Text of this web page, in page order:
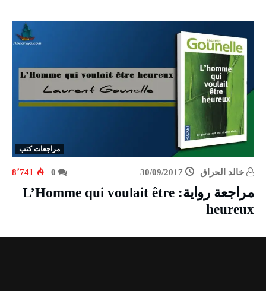
مراجعات كتب
خالد الحراق 30/09/2017 8٬741
مراجعة رواية: L’Homme qui voulait être
heureux